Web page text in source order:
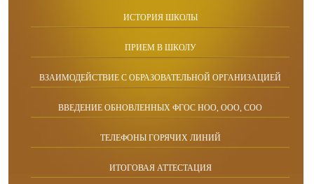
ИСТОРИЯ ШКОЛЫ
ПРИЕМ В ШКОЛУ
ВЗАИМОДЕЙСТВИЕ С ОБРАЗОВАТЕЛЬНОЙ ОРГАНИЗАЦИЕЙ
ВВЕДЕНИЕ ОБНОВЛЕННЫХ ФГОС НОО, ООО, СОО
ТЕЛЕФОНЫ ГОРЯЧИХ ЛИНИЙ
ИТОГОВАЯ АТТЕСТАЦИЯ